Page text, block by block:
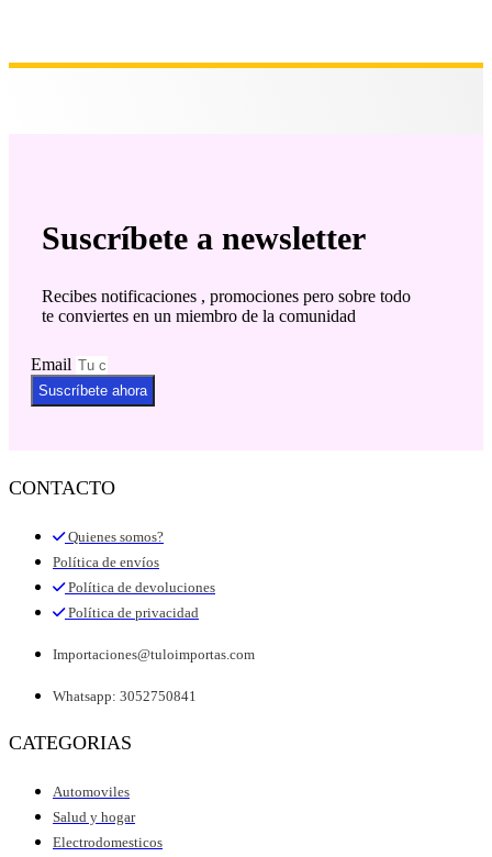
Suscríbete a newsletter
Recibes notificaciones , promociones pero sobre todo
te conviertes en un miembro de la comunidad
Email
Suscríbete ahora
CONTACTO
Quienes somos?
Política de envíos
Política de devoluciones
Política de privacidad
Importaciones@tuloimportas.com
Whatsapp: 3052750841
CATEGORIAS
Automoviles
Salud y hogar
Electrodomesticos